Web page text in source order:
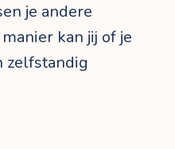
je andere
kan jij of je
zelfstandig